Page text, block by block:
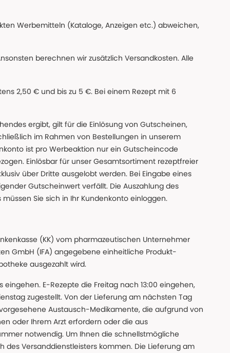
Werbemitteln (Kataloge, Anzeigen etc.) abweichen,
berechnen wir zusätzlich Versandkosten. Alle
2,50 € und bis zu 5 €. Bei einem Rezept mit 6
ergibt, gilt für die Einlösung von Gutscheinen,
im Rahmen von Bestellungen in unserem
ist pro Werbeaktion nur ein Gutscheincode
Einlösbar für unser Gesamtsortiment rezeptfreier
über Dritte ausgelobt werden. Bei Eingabe eines
Gutscheinwert verfällt. Die Auszahlung des
Sie sich in Ihr Kundenkonto einloggen.
(KK) vom pharmazeutischen Unternehmer
GmbH (IFA) angegebene einheitliche Produkt-
ausgezahlt wird.
E-Rezepte die Freitag nach 13:00 eingehen,
zugestellt. Von der Lieferung am nächsten Tag
Austausch-Medikamente, die aufgrund von
oder Ihrem Arzt erfordern oder die aus
notwendig. Um Ihnen die schnellstmögliche
Versanddienstleisters kommen. Die Lieferung am